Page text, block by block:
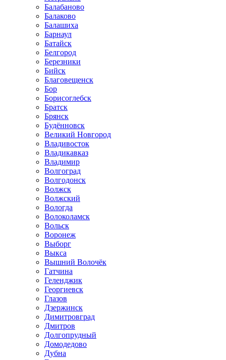
Балабаново
Балаково
Балашиха
Барнаул
Батайск
Белгород
Березники
Бийск
Благовещенск
Бор
Борисоглебск
Братск
Брянск
Будённовск
Великий Новгород
Владивосток
Владикавказ
Владимир
Волгоград
Волгодонск
Волжск
Волжский
Вологда
Волоколамск
Вольск
Воронеж
Выборг
Выкса
Вышний Волочёк
Гатчина
Геленджик
Георгиевск
Глазов
Дзержинск
Димитровград
Дмитров
Долгопрудный
Домодедово
Дубна